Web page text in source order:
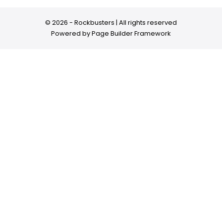
© 2026 - Rockbusters | All rights reserved
Powered byPage Builder Framework